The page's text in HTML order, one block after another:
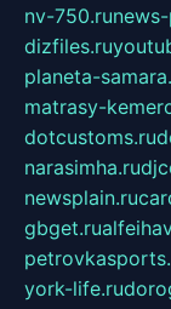
nv-750.ru
dizfiles.ru
planeta-
matrasy-
dotcustoms.ru
narasimha.ru
newsplain.ru
gbget.ru
york-life.ru